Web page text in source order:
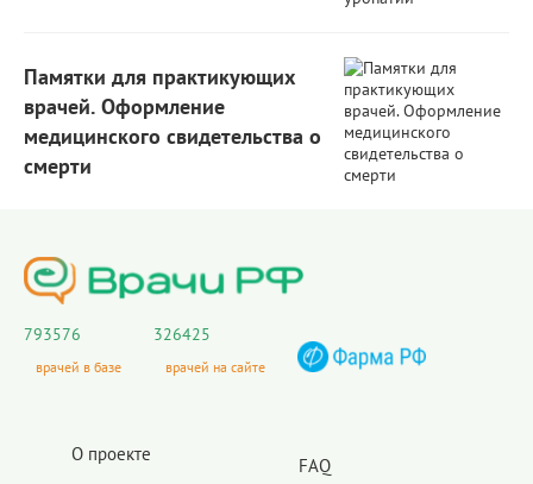
Памятки для практикующих
врачей. Оформление
медицинского свидетельства о
смерти
793576
врачей в базе
326425
врачей на сайте
О проекте
FAQ